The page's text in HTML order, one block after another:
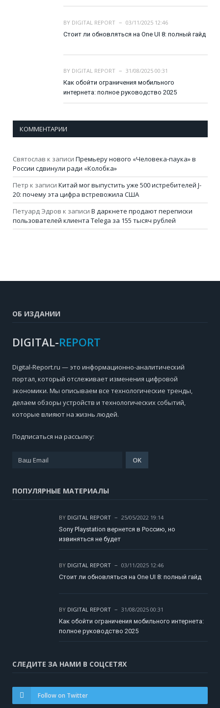
BY DIGITAL REPORT
03/11/2025 12:46
Стоит ли обновляться на One UI 8: полный гайд
BY DIGITAL REPORT
31/08/2025 00:31
Как обойти ограничения мобильного
интернета: полное руководство 2025
КОММЕНТАРИИ
Святослав к записи Премьеру нового «Человека-паука» в
России сдвинули ради «Колобка»
Петр к записи Китай мог выпустить уже 500 истребителей J-
20: почему эта цифра встревожила США
Петуард Эдров к записи В даркнете продают переписки
пользователей клиента Telega за 155 тысяч рублей
ОБ ИЗДАНИИ
DIGITAL-REPORT
Digital-Report.ru — это информационно-аналитический
портал, который отслеживает изменения цифровой
экономики. Мы описываем все технологические тренды,
делаем обзоры устройств и технологических событий,
которые влияют на жизнь людей.
Подписаться на рассылку:
ПОПУЛЯРНЫЕ МАТЕРИАЛЫ
BY DIGITAL REPORT
25/05/2022 19:14
Sony Playstation вернется в Россию, но
извиняться не будет
BY DIGITAL REPORT
03/11/2025 12:46
Стоит ли обновляться на One UI 8: полный гайд
BY DIGITAL REPORT
31/08/2025 00:31
Как обойти ограничения мобильного интернета:
полное руководство 2025
СЛЕДИТЕ ЗА НАМИ В СОЦСЕТЯХ
Follow on Twitter